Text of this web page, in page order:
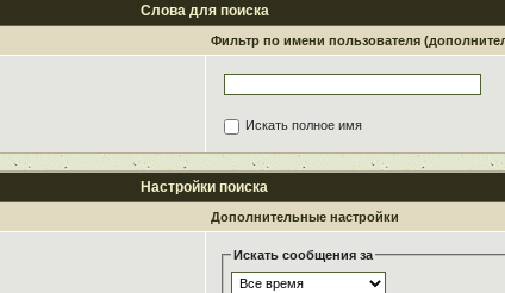
Слова для поиска
Фильтр по имени пользователя
Искать полное имя
Настройки поиска
Дополнительные настройки
Искать сообщения за